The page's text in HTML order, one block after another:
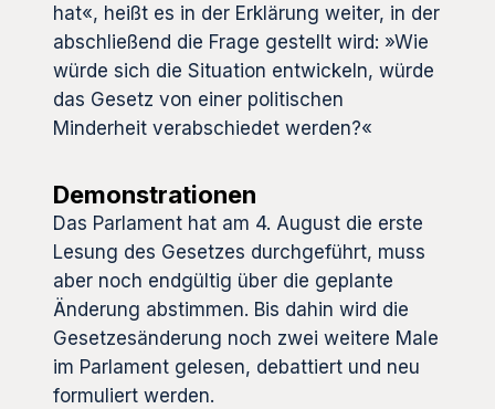
hat«, heißt es in der Erklärung weiter, in der
abschließend die Frage gestellt wird: »Wie
würde sich die Situation entwickeln, würde
das Gesetz von einer politischen
Minderheit verabschiedet werden?«
Demonstrationen
Das Parlament hat am 4. August die erste
Lesung des Gesetzes durchgeführt, muss
aber noch endgültig über die geplante
Änderung abstimmen. Bis dahin wird die
Gesetzesänderung noch zwei weitere Male
im Parlament gelesen, debattiert und neu
formuliert werden.